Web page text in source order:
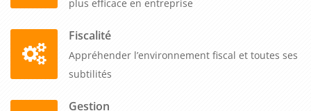
plus efficace en entreprise
Fiscalité
Appréhender l’environnement fiscal et toutes ses
subtilités
Gestion